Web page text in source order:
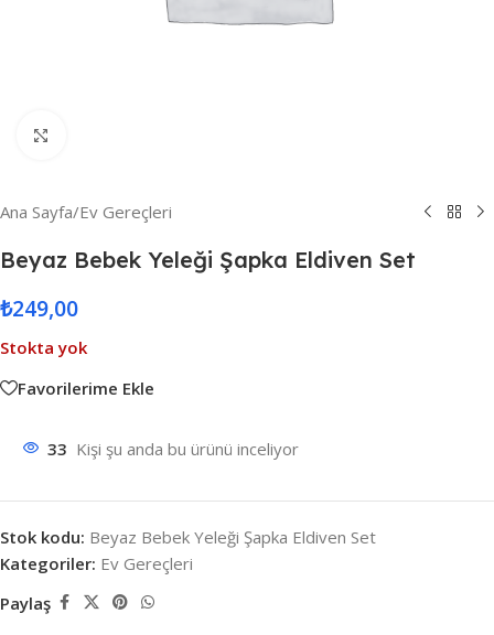
Ana Sayfa/Ev Gereçleri
Beyaz Bebek Yeleği Şapka Eldiven Set
₺249,00
Stokta yok
Favorilerime Ekle
33 Kişi şu anda bu ürünü inceliyor
Stok kodu: Beyaz Bebek Yeleği Şapka Eldiven Set
Kategoriler: Ev Gereçleri
Paylaş